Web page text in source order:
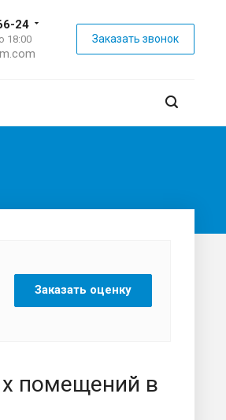
24
18:00 Заказать звонок
Заказать оценку
помещений в